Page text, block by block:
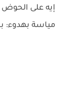
إيه على الحوض
مياسة بهدوء: